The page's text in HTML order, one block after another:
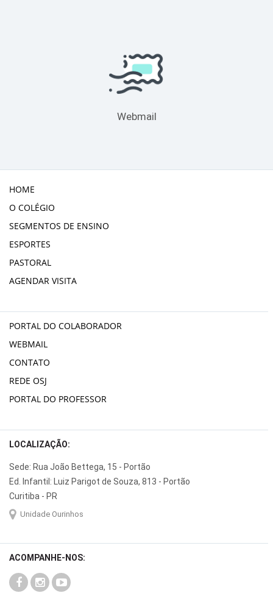
Webmail
HOME
O COLÉGIO
SEGMENTOS DE ENSINO
ESPORTES
PASTORAL
AGENDAR VISITA
PORTAL DO COLABORADOR
WEBMAIL
CONTATO
REDE OSJ
PORTAL DO PROFESSOR
LOCALIZAÇÃO:
Sede: Rua João Bettega, 15 - Portão
Ed. Infantil: Luiz Parigot de Souza, 813 - Portão
Curitiba - PR
Unidade Ourinhos
ACOMPANHE-NOS: